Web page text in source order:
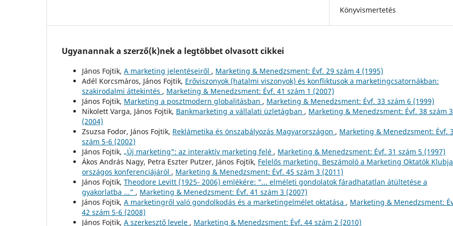
Könyvismertetés
Ugyanannak a szerző(k)nek a legtöbbet olvasott cikkei
János Fojtik, A marketing jelentéseiről , Marketing & Menedzsment: Évf. 29 szám 4 (1995)
Adél Korcsmáros, János Fojtik, Erőviszonyok (hatalmi viszonyok) és konfliktusok a marketingcsatornákban:
szakirodalmi áttekintés , Marketing & Menedzsment: Évf. 41 szám 1 (2007)
János Fojtik, Marketing a posztmodern globalitásban , Marketing & Menedzsment: Évf. 33 szám 6 (1999)
Nikolett Varga, János Fojtik, Bankmarketing a vállalati üzletágban , Marketing & Menedzsment: Évf. 38 szám 3
(2004)
Zsuzsa Fodor, János Fojtik, Reklámetika és önszabályozás Magyarországon , Marketing & Menedzsment: Évf.
szám 5-6 (2002)
János Fojtik, „Új marketing": az interaktív marketing felé , Marketing & Menedzsment: Évf. 31 szám 5 (1997)
Ákos András Nagy, Petra Eszter Putzer, János Fojtik, Felelős marketing. Beszámoló a Marketing Oktatók
országos konferenciájáról , Marketing & Menedzsment: Évf. 45 szám 3 (2011)
János Fojtik, Theodore Levitt (1925- 2006) emlékére: "... elméleti gondolatok fáradhatatlan átültetése a
gyakorlatba ...” , Marketing & Menedzsment: Évf. 41 szám 3 (2007)
János Fojtik, A marketingről való gondolkodás és a marketingelmélet oktatása , Marketing & Menedzsment:
42 szám 5-6 (2008)
János Fojtik, A szerkesztő levele , Marketing & Menedzsment: Évf. 44 szám 2 (2010)